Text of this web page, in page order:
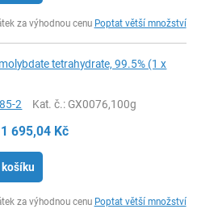
za výhodnou cenu Poptat větší množství
tetrahydrate, 99.5% (1 x
2 Kat. č.: GX0076,100g
1 695,04 Kč
košíku
za výhodnou cenu Poptat větší množství